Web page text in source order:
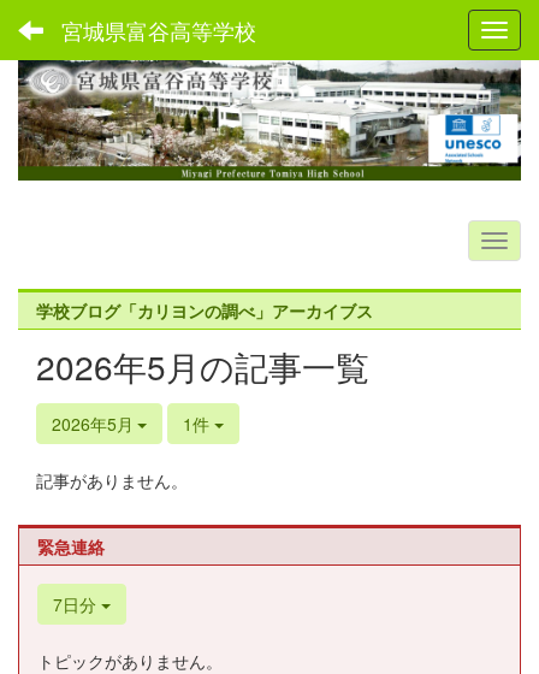
宮城県富谷高等学校
学校ブログ「カリヨンの調べ」アーカイブス
2026年5月の記事一覧
2026年5月 1件
記事がありません。
緊急連絡
7日分
トピックがありません。